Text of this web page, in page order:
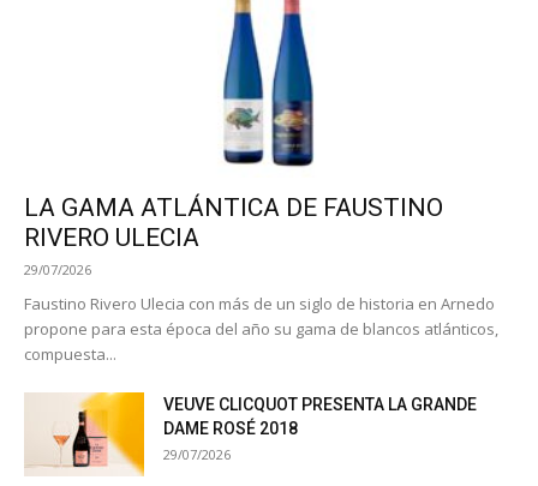
LA GAMA ATLÁNTICA DE FAUSTINO
RIVERO ULECIA
29/07/2026
Faustino Rivero Ulecia con más de un siglo de historia en Arnedo
propone para esta época del año su gama de blancos atlánticos,
compuesta...
VEUVE CLICQUOT PRESENTA LA GRANDE
DAME ROSÉ 2018
29/07/2026